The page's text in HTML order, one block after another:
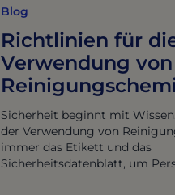
Blog
Richtlinien für
Verwendung von
Sicherheit beginnt mit
der Verwendung von
immer das Etikett und das
Sicherheitsdatenblatt, um